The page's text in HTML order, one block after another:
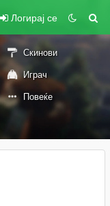
Логирај се
Скинови
Играч
Повеќе